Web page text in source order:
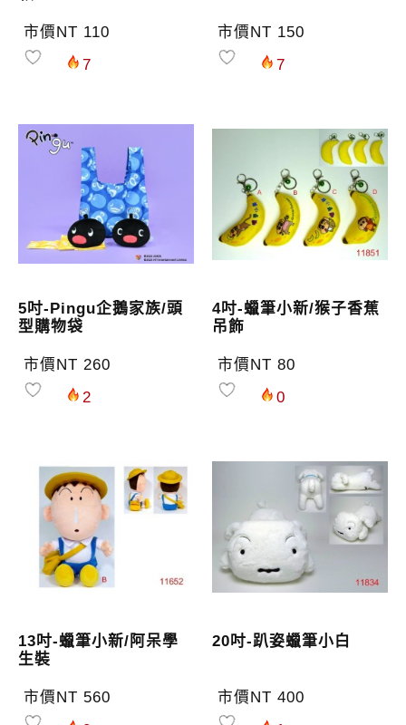
市價NT 110
7
市價NT 150
7
5吋-Pingu企鵝家族/頭
型購物袋
市價NT 260
2
4吋-蠟筆小新/猴子香蕉
吊飾
市價NT 80
0
13吋-蠟筆小新/阿呆學
生裝
市價NT 560
20吋-趴姿蠟筆小白
市價NT 400